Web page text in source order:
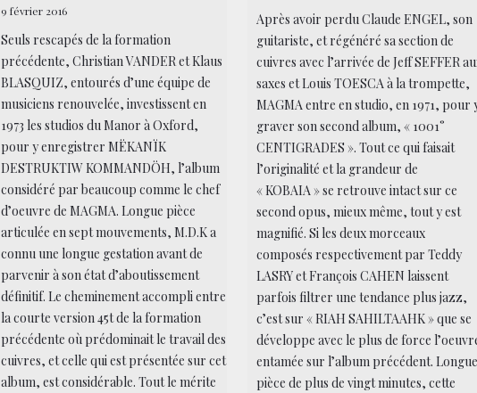
9 février 2016
Seuls rescapés de la formation
précédente, Christian VANDER et Klaus
BLASQUIZ, entourés d’une équipe de
musiciens renouvelée, investissent en
1973 les studios du Manor à Oxford,
pour y enregistrer MËKANÏK
DESTRUKTIW KOMMANDÖH, l’album
considéré par beaucoup comme le chef
d’oeuvre de MAGMA. Longue pièce
articulée en sept mouvements, M.D.K a
connu une longue gestation avant de
parvenir à son état d’aboutissement
définitif. Le cheminement accompli entre
la courte version 45t de la formation
précédente où prédominait le travail des
cuivres, et celle qui est présentée sur cet
album, est considérable. Tout le mérite
Après avoir perdu Claude ENGEL, son
guitariste, et régénéré sa section de
cuivres avec l’arrivée de Jeff SEFFER
saxes et Louis TOESCA à la trompette,
MAGMA entre en studio, en 1971, pour
graver son second album, « 1001°
CENTIGRADES ». Tout ce qui faisait
l’originalité et la grandeur de
« KOBAIA » se retrouve intact sur ce
second opus, mieux même, tout y est
magnifié. Si les deux morceaux
composés respectivement par Teddy
LASRY et François CAHEN laissent
parfois filtrer une tendance plus jazz,
c’est sur « RIAH SAHILTAAHK » que se
développe avec le plus de force
entamée sur l’album précédent. Longue
pièce de plus de vingt minutes, cette